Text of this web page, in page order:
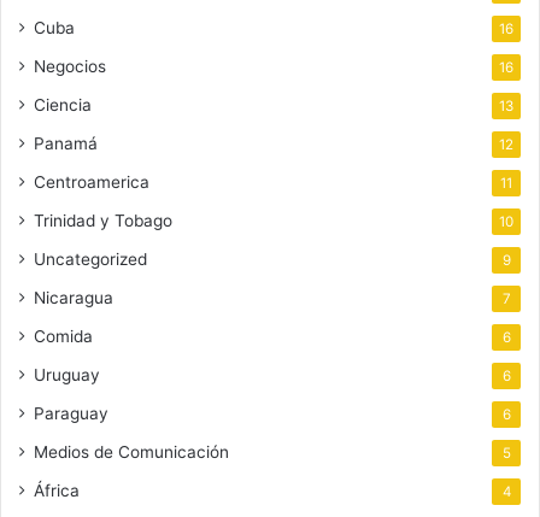
Cuba 16
Negocios 16
Ciencia 13
Panamá 12
Centroamerica 11
Trinidad y Tobago 10
Uncategorized 9
Nicaragua 7
Comida 6
Uruguay 6
Paraguay 6
Medios de Comunicación 5
África 4